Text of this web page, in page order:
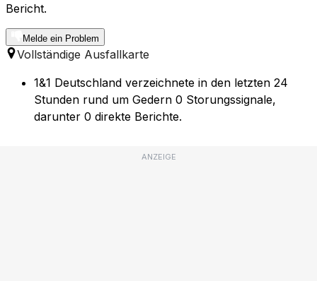
Bericht.
Melde ein Problem
Vollständige Ausfallkarte
1&1 Deutschland verzeichnete in den letzten 24
Stunden rund um Gedern 0 Storungssignale,
darunter 0 direkte Berichte.
ANZEIGE